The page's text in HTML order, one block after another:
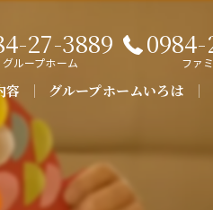
27-3889
グループホーム ファ
容
る質問
グループホームいろは